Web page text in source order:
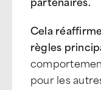
Cela
règles
pour les